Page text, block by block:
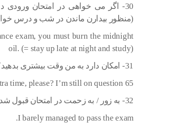
30- اگر می خواهی در امتحان ورودی
(منظور بیدارن ماندن در شب و درس
exam, you must burn the midnight
oil. (= stay up late at night and study)
31- امکان دارد به من وقت بیشتری بدهید؟ من هنوز سوال 65 هستم.
time, please? I’m still on question 65.
32- به زور / به زحمت در امتحان قبول شدم.
I barely managed to pass the exam.